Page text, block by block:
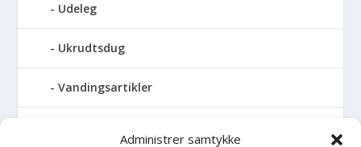
Administrer samtykke
Udeleg
Ukrudtsdug
Vandingsartikler